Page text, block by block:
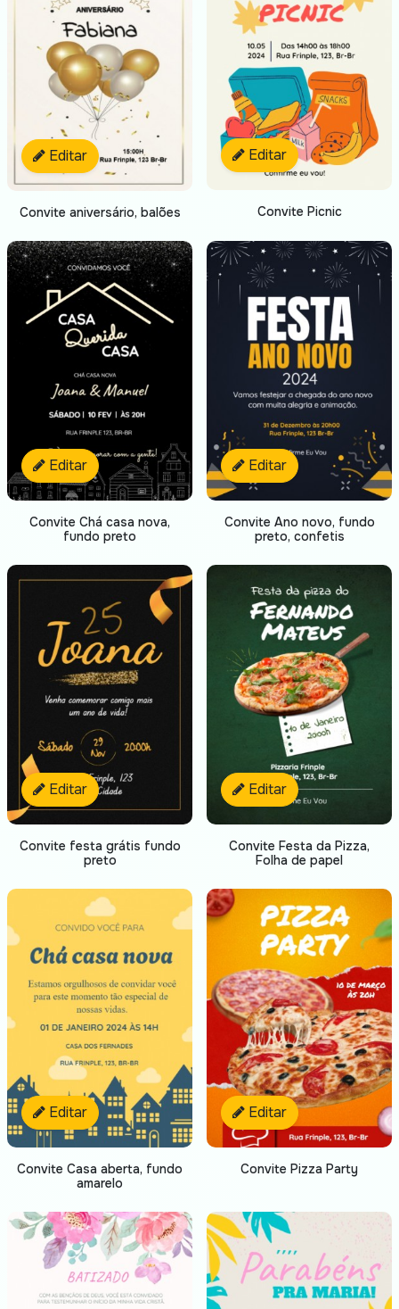
Editar
Convite aniversário, balões
Editar
Convite Picnic
Editar
Convite Chá casa nova,
fundo preto
Editar
Convite Ano novo, fundo
preto, confetis
Editar
Convite festa grátis fundo
preto
Editar
Convite Festa da Pizza,
Folha de papel
Editar
Convite Casa aberta, fundo
amarelo
Editar
Convite Pizza Party